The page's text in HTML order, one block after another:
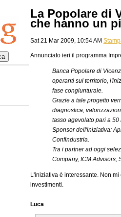
La Popolare di
che hanno un
Sat 21 Mar 2009, 10:54 AM
Annunciato ieri il programma
Banca Popolare di
operanti sul territorio,
fase congiunturale.
Grazie a tale progetto
diagnostica,
tasso agevolato pari a 50
Sponsor dell'iniziativa:
Confindustria.
Tra i partner ad oggi
Company, ICM Advisors,
L'iniziativa è interessante. Non
investimenti.
Luca